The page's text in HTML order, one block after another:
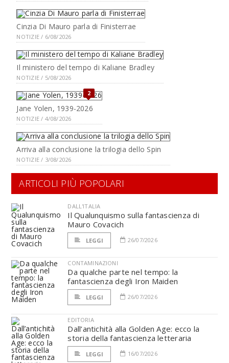
Cinzia Di Mauro parla di Finisterrae
NOTIZIE / 6/08/2026
Il ministero del tempo di Kaliane Bradley
NOTIZIE / 5/08/2026
2
Jane Yolen, 1939-2026
NOTIZIE / 4/08/2026
Arriva alla conclusione la trilogia dello Spin
NOTIZIE / 3/08/2026
ARTICOLI PIÙ POPOLARI
DALL'ITALIA
Il Qualunquismo sulla fantascienza di
Mauro Covacich
LEGGI 26/07/2026
CONTAMINAZIONI
Da qualche parte nel tempo: la
fantascienza degli Iron Maiden
LEGGI 26/07/2026
EDITORIA
Dall’antichità alla Golden Age: ecco la
storia della fantascienza letteraria
LEGGI 16/07/2026